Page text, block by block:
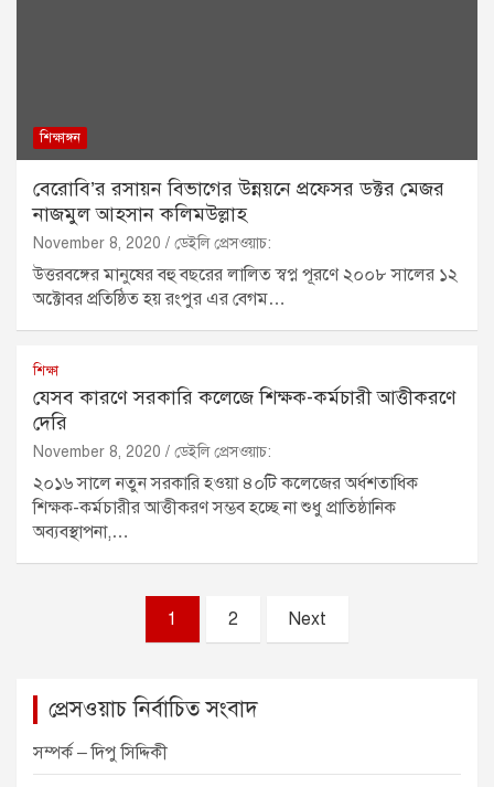
শিক্ষাঙ্গন
বেরোবি’র রসায়ন বিভাগের উন্নয়নে প্রফেসর ডক্টর মেজর
নাজমুল আহসান কলিমউল্লাহ
November 8, 2020 ডেইলি প্রেসওয়াচ:
উত্তরবঙ্গের মানুষের বহু বছরের লালিত স্বপ্ন পূরণে ২০০৮ সালের ১২
অক্টোবর প্রতিষ্ঠিত হয় রংপুর এর বেগম…
শিক্ষা
যেসব কারণে সরকারি কলেজে শিক্ষক-কর্মচারী আত্তীকরণে
দেরি
November 8, 2020 ডেইলি প্রেসওয়াচ:
২০১৬ সালে নতুন সরকারি হওয়া ৪০টি কলেজের অর্ধশতাধিক
শিক্ষক-কর্মচারীর আত্তীকরণ সম্ভব হচ্ছে না শুধু প্রাতিষ্ঠানিক
অব্যবস্থাপনা,…
1 2 Next
প্রেসওয়াচ নির্বাচিত সংবাদ
সম্পর্ক – দিপু সিদ্দিকী